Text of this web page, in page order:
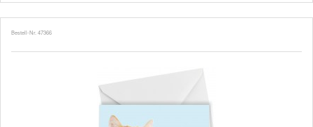
Bestell-Nr. 47366